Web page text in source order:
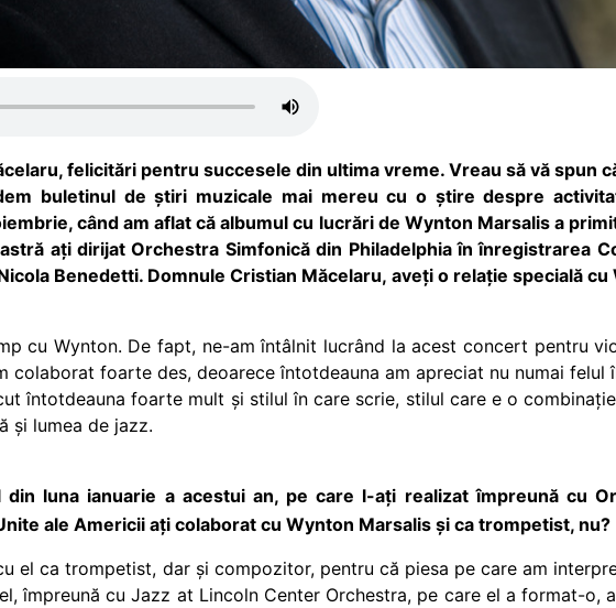
felicitări pentru succesele din ultima vreme. Vreau să vă spun
buletinul de știri muzicale mai mereu cu o știre despre
când am aflat că albumul cu lucrări de Wynton Marsalis a
ați dirijat Orchestra Simfonică din Philadelphia în înregistrarea
Benedetti. Domnule Cristian Măcelaru, aveți o relație specială
cu Wynton. De fapt, ne-am întâlnit lucrând la acest concert pentru
colaborat foarte des, deoarece întotdeauna am apreciat nu numai felul
întotdeauna foarte mult și stilul în care scrie, stilul care e o
și lumea de jazz.
luna ianuarie a acestui an, pe care l-ați realizat împreună cu
ale Americii ați colaborat cu Wynton Marsalis și ca trompetist, nu?
el ca trompetist, dar și compozitor, pentru că piesa pe care am
împreună cu Jazz at Lincoln Center Orchestra, pe care el a format-o,